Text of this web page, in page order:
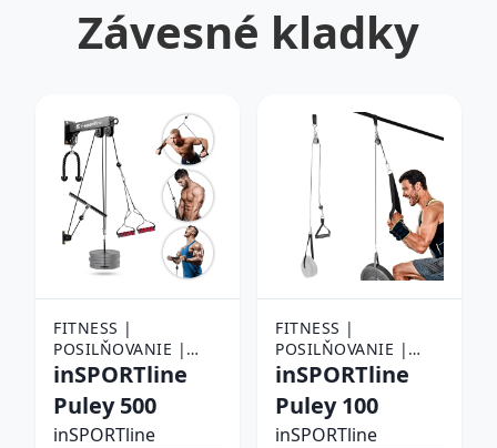
Závesné kladky
FITNESS |
POSILŇOVANIE |
POSILŇOVACIE
ZÁVESNÉ KLADKY
inSPORTline
Puley 500
inSPORTline
FITNESS |
POSILŇOVANIE |
POSILŇOVACIE
ZÁVESNÉ KLADKY
inSPORTline
Puley 100
inSPORTline